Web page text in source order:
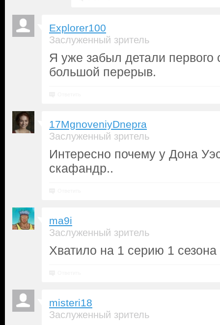
Explorer100
Заслуженный зритель
Я уже забыл детали первого
большой перерыв.
17MgnoveniyDnepra
Заслуженный зритель
Интересно почему у Дона
скафандр..
ma9i
Заслуженный зритель
Хватило на 1 серию 1 сезона
misteri18
Заслуженный зритель